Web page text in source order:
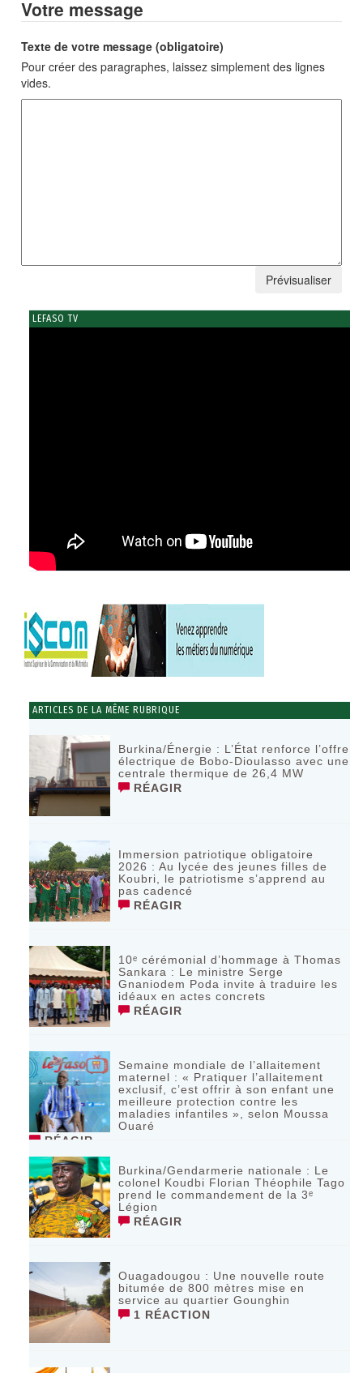
Votre message
Texte de votre message (obligatoire)
Pour créer des paragraphes, laissez simplement des lignes
vides.
LEFASO TV
ARTICLES DE LA MÊME RUBRIQUE
Burkina/Énergie : L’État renforce l’offre
électrique de Bobo-Dioulasso avec une
centrale thermique de 26,4 MW
RÉAGIR
Immersion patriotique obligatoire
2026 : Au lycée des jeunes filles de
Koubri, le patriotisme s’apprend au
pas cadencé
RÉAGIR
10ᵉ cérémonial d’hommage à Thomas
Sankara : Le ministre Serge
Gnaniodem Poda invite à traduire les
idéaux en actes concrets
RÉAGIR
Semaine mondiale de l’allaitement
maternel : « Pratiquer l’allaitement
exclusif, c’est offrir à son enfant une
meilleure protection contre les
maladies infantiles », selon Moussa
Ouaré
RÉAGIR
Burkina/Gendarmerie nationale : Le
colonel Koudbi Florian Théophile Tago
prend le commandement de la 3ᵉ
Légion
RÉAGIR
Ouagadougou : Une nouvelle route
bitumée de 800 mètres mise en
service au quartier Gounghin
1 RÉACTION